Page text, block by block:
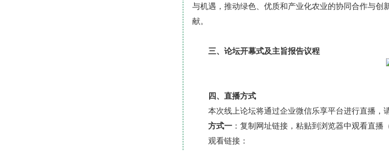
与机遇，推动绿色、优质和产业化农业的协同合作与
献。
三、论坛开幕式及主旨报告议程
四、直播方式
本次线上论坛将通过企业微信乐享平台进行直播，
方式一 ：复制网址链接，粘贴到浏览器中观看直播
观看链接：